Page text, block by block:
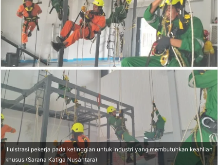
Ilulstrasi pekerja pada ketinggian untuk industri yang membutuhkan keahlian
khusus (Sarana Katiga Nusantara)